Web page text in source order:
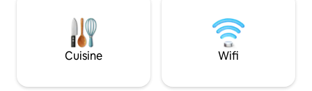
Cuisine Wifi